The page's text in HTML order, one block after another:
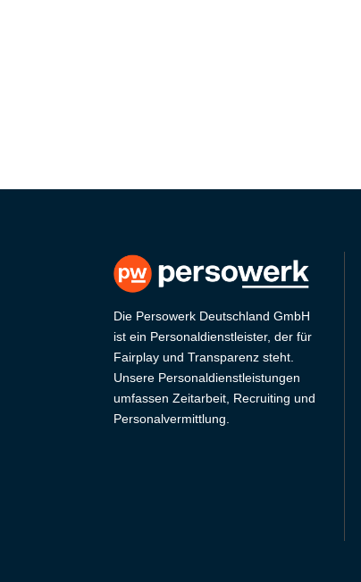
Die Persowerk Deutschland GmbH
ist ein Personaldienstleister, der für
Fairplay und Transparenz steht.
Unsere Personaldienstleistungen
umfassen Zeitarbeit, Recruiting und
Personalvermittlung.